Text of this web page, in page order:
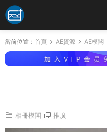
當前位置： 首頁 AE資源 AE模闆
相冊模闆 推廣